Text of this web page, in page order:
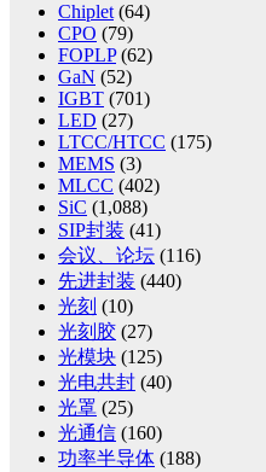
Chiplet (64)
CPO (79)
FOPLP(62)
GaN (52)
IGBT (701)
LED (27)
LTCC/HTCC (175)
MEMS (3)
MLCC (402)
SiC (1,088)
SIP封装 (41)
会议、论坛 (116)
先进封装 (440)
光刻 (10)
光刻胶 (27)
光模块 (125)
光电共封 (40)
光罩 (25)
光通信 (160)
功率半导体 (188)